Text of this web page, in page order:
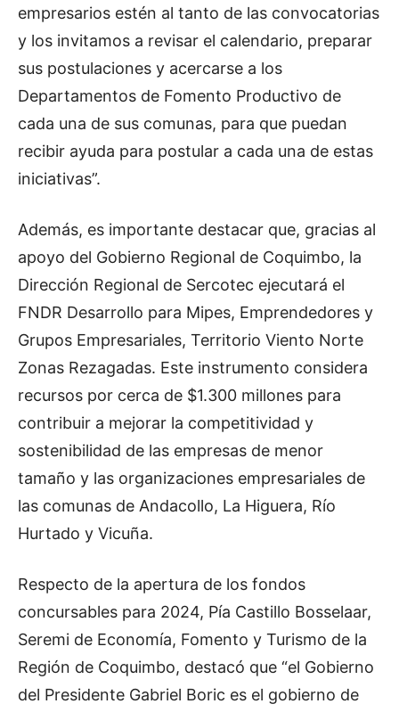
empresarios estén al tanto de las convocatorias
y los invitamos a revisar el calendario, preparar
sus postulaciones y acercarse a los
Departamentos de Fomento Productivo de
cada una de sus comunas, para que puedan
recibir ayuda para postular a cada una de estas
iniciativas”.
Además, es importante destacar que, gracias al
apoyo del Gobierno Regional de Coquimbo, la
Dirección Regional de Sercotec ejecutará el
FNDR Desarrollo para Mipes, Emprendedores y
Grupos Empresariales, Territorio Viento Norte
Zonas Rezagadas. Este instrumento considera
recursos por cerca de $1.300 millones para
contribuir a mejorar la competitividad y
sostenibilidad de las empresas de menor
tamaño y las organizaciones empresariales de
las comunas de Andacollo, La Higuera, Río
Hurtado y Vicuña.
Respecto de la apertura de los fondos
concursables para 2024, Pía Castillo Bosselaar,
Seremi de Economía, Fomento y Turismo de la
Región de Coquimbo, destacó que “el Gobierno
del Presidente Gabriel Boric es el gobierno de